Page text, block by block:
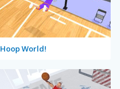
Hoop World!